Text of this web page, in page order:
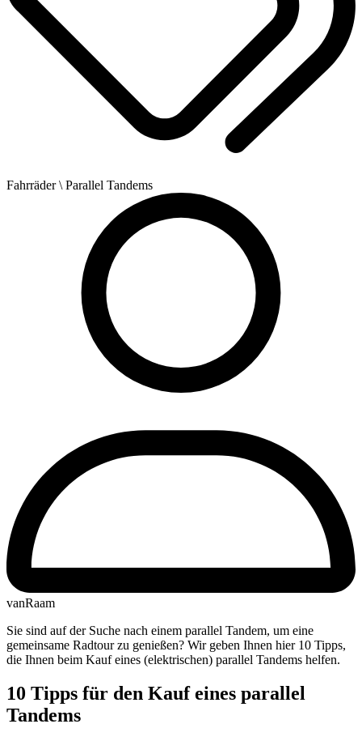
Fahrräder\ Parallel Tandems
vanRaam
Sie sind auf der Suche nach einem parallel Tandem, um eine
gemeinsame Radtour zu genießen? Wir geben Ihnen hier 10 Tipps,
die Ihnen beim Kauf eines (elektrischen) parallel Tandems helfen.
10 Tipps für den Kauf eines parallel
Tandems